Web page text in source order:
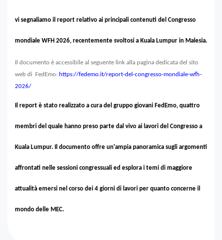
vi segnaliamo il report relativo ai principali contenuti del Congresso
mondiale WFH 2026, recentemente svoltosi a Kuala Lumpur in Malesia.
Il documento è accessibile al seguente link alla pagina dedicata del sito
web di FedEmo: https://fedemo.it/report-del-congresso-mondiale-wfh-
2026/
Il report è stato realizzato a cura del gruppo giovani FedEmo, quattro
membri del quale hanno preso parte dal vivo ai lavori del Congresso a
Kuala Lumpur. Il documento offre un'ampia panoramica sugli argomenti
affrontati nelle sessioni congressuali ed esplora i temi di maggiore
attualità emersi nel corso dei 4 giorni di lavori per quanto concerne il
mondo delle MEC.